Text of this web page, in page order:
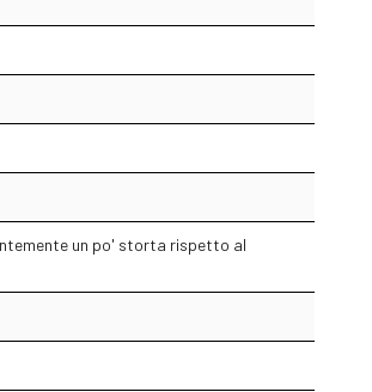
un po' storta rispetto al